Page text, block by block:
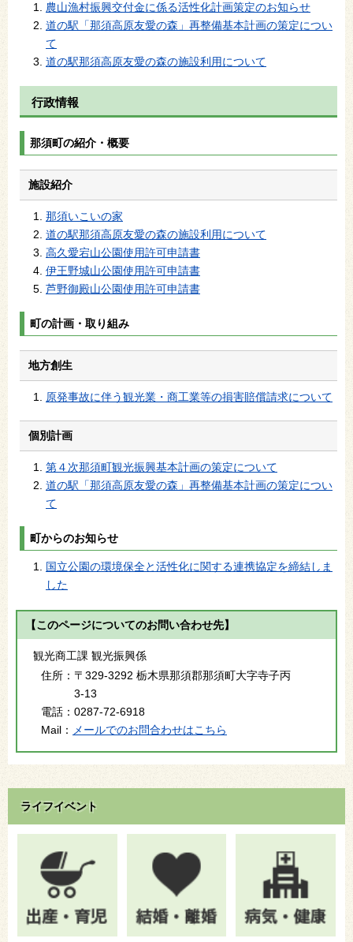
農山漁村振興交付金に係る活性化計画策定のお知らせ
道の駅「那須高原友愛の森」再整備基本計画の策定につい
て
道の駅那須高原友愛の森の施設利用について
行政情報
那須町の紹介・概要
施設紹介
那須いこいの家
道の駅那須高原友愛の森の施設利用について
高久愛宕山公園使用許可申請書
伊王野城山公園使用許可申請書
芦野御殿山公園使用許可申請書
町の計画・取り組み
地方創生
原発事故に伴う観光業・商工業等の損害賠償請求について
個別計画
第４次那須町観光振興基本計画の策定について
道の駅「那須高原友愛の森」再整備基本計画の策定につい
て
町からのお知らせ
国立公園の環境保全と活性化に関する連携協定を締結しま
した
【このページについてのお問い合わせ先】
観光商工課 観光振興係
住所： 〒329-3292 栃木県那須郡那須町大字寺子丙
3-13
電話： 0287-72-6918
Mail：
メールでのお問合わせはこちら
ライフイベント